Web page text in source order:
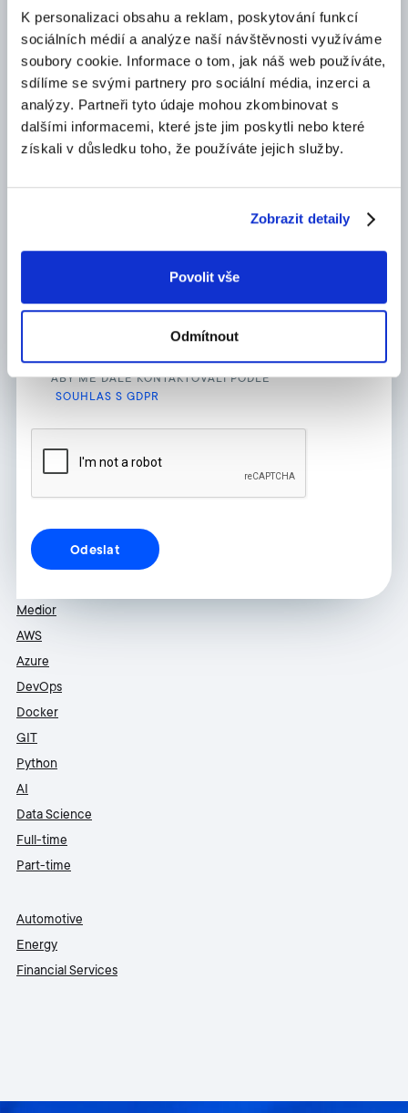
K personalizaci obsahu a reklam, poskytování funkcí
sociálních médií a analýze naší návštěvnosti využíváme
soubory cookie. Informace o tom, jak náš web používáte,
sdílíme se svými partnery pro sociální média, inzerci a
analýzy. Partneři tyto údaje mohou zkombinovat s
dalšími informacemi, které jste jim poskytli nebo které
získali v důsledku toho, že používáte jejich služby.
Zobrazit detaily
Povolit vše
Odmítnout
LinkedIn
Zpráva
* Pole označená hvězdičkou (*) jsou povinná.
SOUHLASÍM S POUŽÍVÁNÍM VÝŠE UVEDENÝCH ÚDAJŮ
SPOLEČNOSTMI Z TRASK HOLDING JAKOŽTO SPRÁVCI,
ABY MĚ DÁLE KONTAKTOVALI PODLE
SOUHLAS S GDPR
Medior
AWS
Azure
DevOps
Docker
GIT
Python
AI
Data Science
Full-time
Part-time
Automotive
Energy
Financial Services